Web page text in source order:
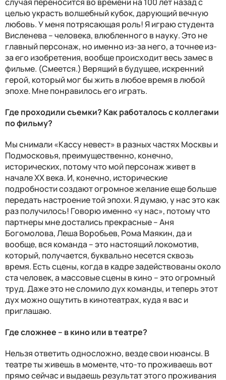
целью украсть волшебный кубок, дарующий вечную
любовь. У меня потрясающая роль! Я играю студента
Висленева – человека, влюбленного в науку. Это не
главный персонаж, но именно из-за него, а точнее из-
за его изобретения, вообще происходит весь замес в
фильме. (Смеется.) Верящий в будущее, искренний
герой, который мог бы жить в любое время в любой
эпохе. Мне понравилось его играть.
Где проходили съемки? Как работалось с коллегами
по фильму?
Мы снимали «Кассу невест» в разных частях Москвы и
Подмосковья, преимущественно, конечно,
исторических, потому что мой персонаж живет в
начале ХХ века. И, конечно, исторические
подробности создают огромное желание еще больше
передать настроение той эпохи. Я думаю, у нас это как
раз получилось! Говорю именно «у нас», потому что
партнеры мне достались прекрасные – Аня
Богомолова, Леша Воробьев, Рома Маякин, да и
вообще, вся команда – это настоящий локомотив,
который, получается, буквально несется сквозь
время. Есть сцены, когда в кадре задействованы около
ста человек, а массовые сцены в кино – это огромный
труд. Даже это не сломило дух команды, и теперь этот
дух можно ощутить в кинотеатрах, куда я вас и
приглашаю.
Где сложнее – в кино или в театре?
Нельзя ответить односложно, везде свои нюансы. В
театре ты живешь в моменте, что-то проживаешь вот
прямо сейчас и выдаешь результат этого проживания